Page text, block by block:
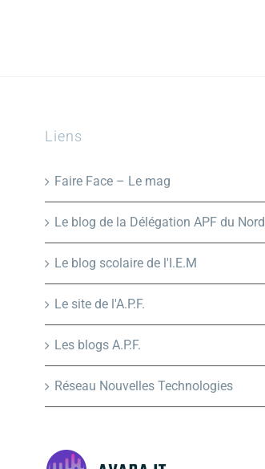
Liens
Faire Face – Le mag
Le blog de la Délégation APF du Nord
Le blog scolaire de l'I.E.M
Le site de l'A.P.F.
Les blogs A.P.F.
Réseau Nouvelles Technologies